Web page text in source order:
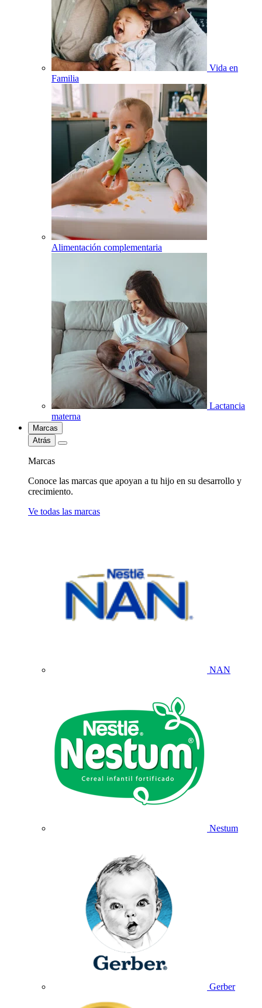
Vida en
Familia
Alimentación complementaria
Lactancia
materna
Marcas
Atrás
Marcas
Conoce las marcas que apoyan a tu hijo en su desarrollo y
crecimiento.
Ve todas las marcas
NAN
Nestum
Gerber